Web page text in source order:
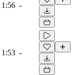
1:56 -
1:53 -